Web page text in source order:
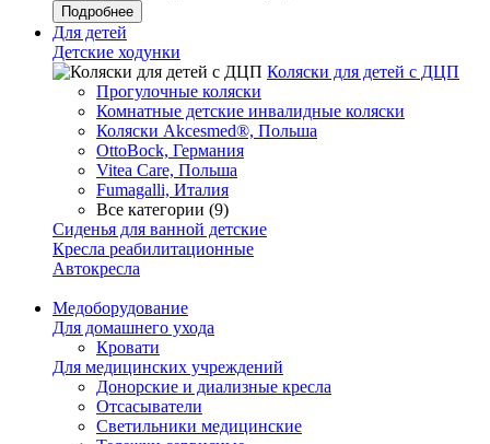
Подробнее
Для детей
Детские ходунки
Коляски для детей с ДЦП
Прогулочные коляски
Комнатные детские инвалидные коляски
Коляски Akcesmed®, Польша
OttoBock, Германия
Vitea Care, Польша
Fumagalli, Италия
Все категории (9)
Сиденья для ванной детские
Кресла реабилитационные
Автокресла
Медоборудование
Для домашнего ухода
Кровати
Для медицинских учреждений
Донорские и диализные кресла
Отсасыватели
Светильники медицинские